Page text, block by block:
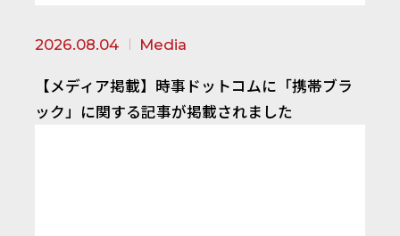
2026.08.04 Media
【メディア掲載】時事ドットコムに「携帯ブラ
ック」に関する記事が掲載されました